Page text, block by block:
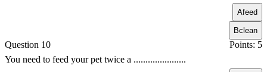
Afeed
Bclean
Question 10
Points: 5
You need to feed your pet twice a ......................